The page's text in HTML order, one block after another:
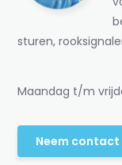
sturen,
Maandag t/m
Neem contact